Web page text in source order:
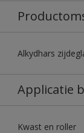
Alkydhars
Applicatie
Kwast en roller